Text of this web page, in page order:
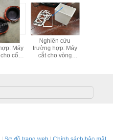
cứu
Máy
cốc
lớp
Nghiên cứu
trường hợp: Máy
cắt cho vòng
cắt quay;